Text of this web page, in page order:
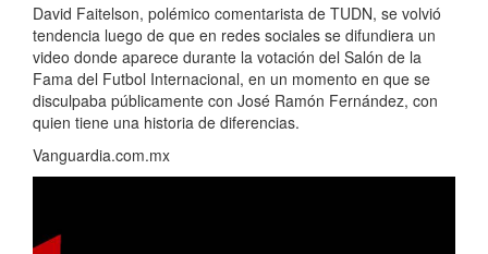
David Faitelson, polémico comentarista de TUDN, se volvió
tendencia luego de que en redes sociales se difundiera un
video donde aparece durante la votación del Salón de la
Fama del Futbol Internacional, en un momento en que se
disculpaba públicamente con José Ramón Fernández, con
quien tiene una historia de diferencias.
Vanguardia.com.mx